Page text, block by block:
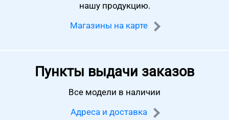
нашу продукцию.
Магазины на карте
Пункты выдачи заказов
Все модели в наличии
Адреса и доставка